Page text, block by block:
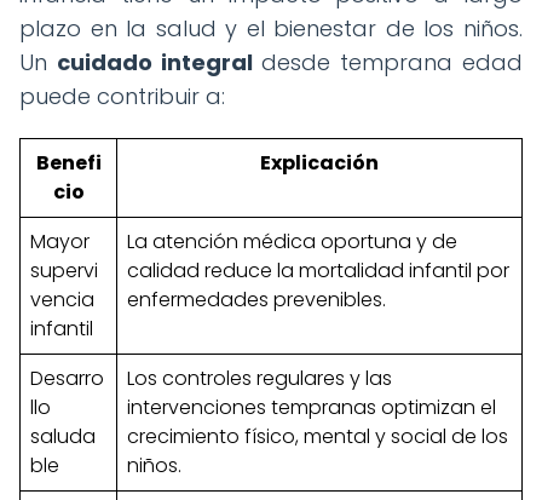
plazo en la salud y el bienestar de los niños.
Un cuidado integraldesde temprana edad
puede contribuir a:
Benefi
cio
Explicación
Mayor
supervi
vencia
infantil
La atención médica oportuna y de
calidad reduce la mortalidad infantil por
enfermedades prevenibles.
Desarro
llo
saluda
ble
Los controles regulares y las
intervenciones tempranas optimizan el
crecimiento físico, mental y social de los
niños.